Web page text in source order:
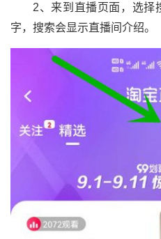
2、来到直播页面，选择
字，搜索会显示直播间介绍。